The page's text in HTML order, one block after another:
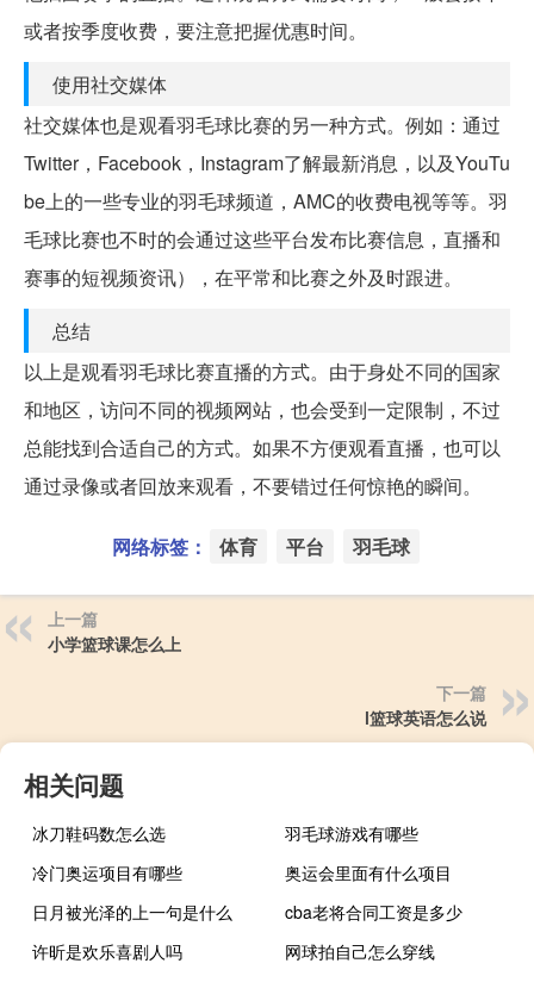
或者按季度收费，要注意把握优惠时间。
使用社交媒体
社交媒体也是观看羽毛球比赛的另一种方式。例如：通过
Twitter，Facebook，Instagram了解最新消息，以及YouTu
be上的一些专业的羽毛球频道，AMC的收费电视等等。羽
毛球比赛也不时的会通过这些平台发布比赛信息，直播和
赛事的短视频资讯），在平常和比赛之外及时跟进。
总结
以上是观看羽毛球比赛直播的方式。由于身处不同的国家
和地区，访问不同的视频网站，也会受到一定限制，不过
总能找到合适自己的方式。如果不方便观看直播，也可以
通过录像或者回放来观看，不要错过任何惊艳的瞬间。
网络标签： 体育 平台 羽毛球
上一篇
小学篮球课怎么上
下一篇
l篮球英语怎么说
相关问题
冰刀鞋码数怎么选
羽毛球游戏有哪些
冷门奥运项目有哪些
奥运会里面有什么项目
日月被光泽的上一句是什么
cba老将合同工资是多少
许昕是欢乐喜剧人吗
网球拍自己怎么穿线